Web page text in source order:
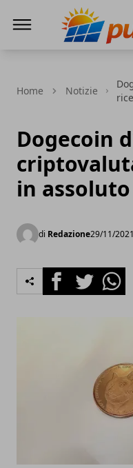
Home Notizie
Dogecoin
in assoluto
di Redazione29/11/2021
FacebookTwitter